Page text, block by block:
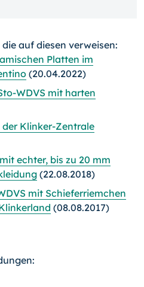
auf diesen verweisen:
Platten im
(20.04.2022)
WDVS mit harten
Klinker-Zentrale
echter, bis zu 20 mm
(22.08.2018)
mit Schieferriemchen
(08.08.2017)